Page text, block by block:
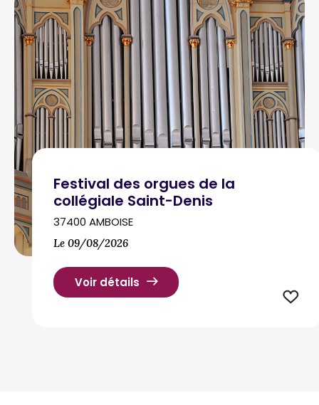
Festival des orgues de la
collégiale Saint-Denis
37400 AMBOISE
Le 09/08/2026
Voir détails